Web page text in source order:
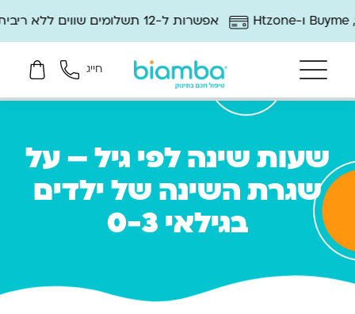
אפשרות ל-12 תשלומים שווים ללא ריבית
חייג
שעות שינה לפי גיל – על
שגרת השינה של ילדים
בגילאי 0-3